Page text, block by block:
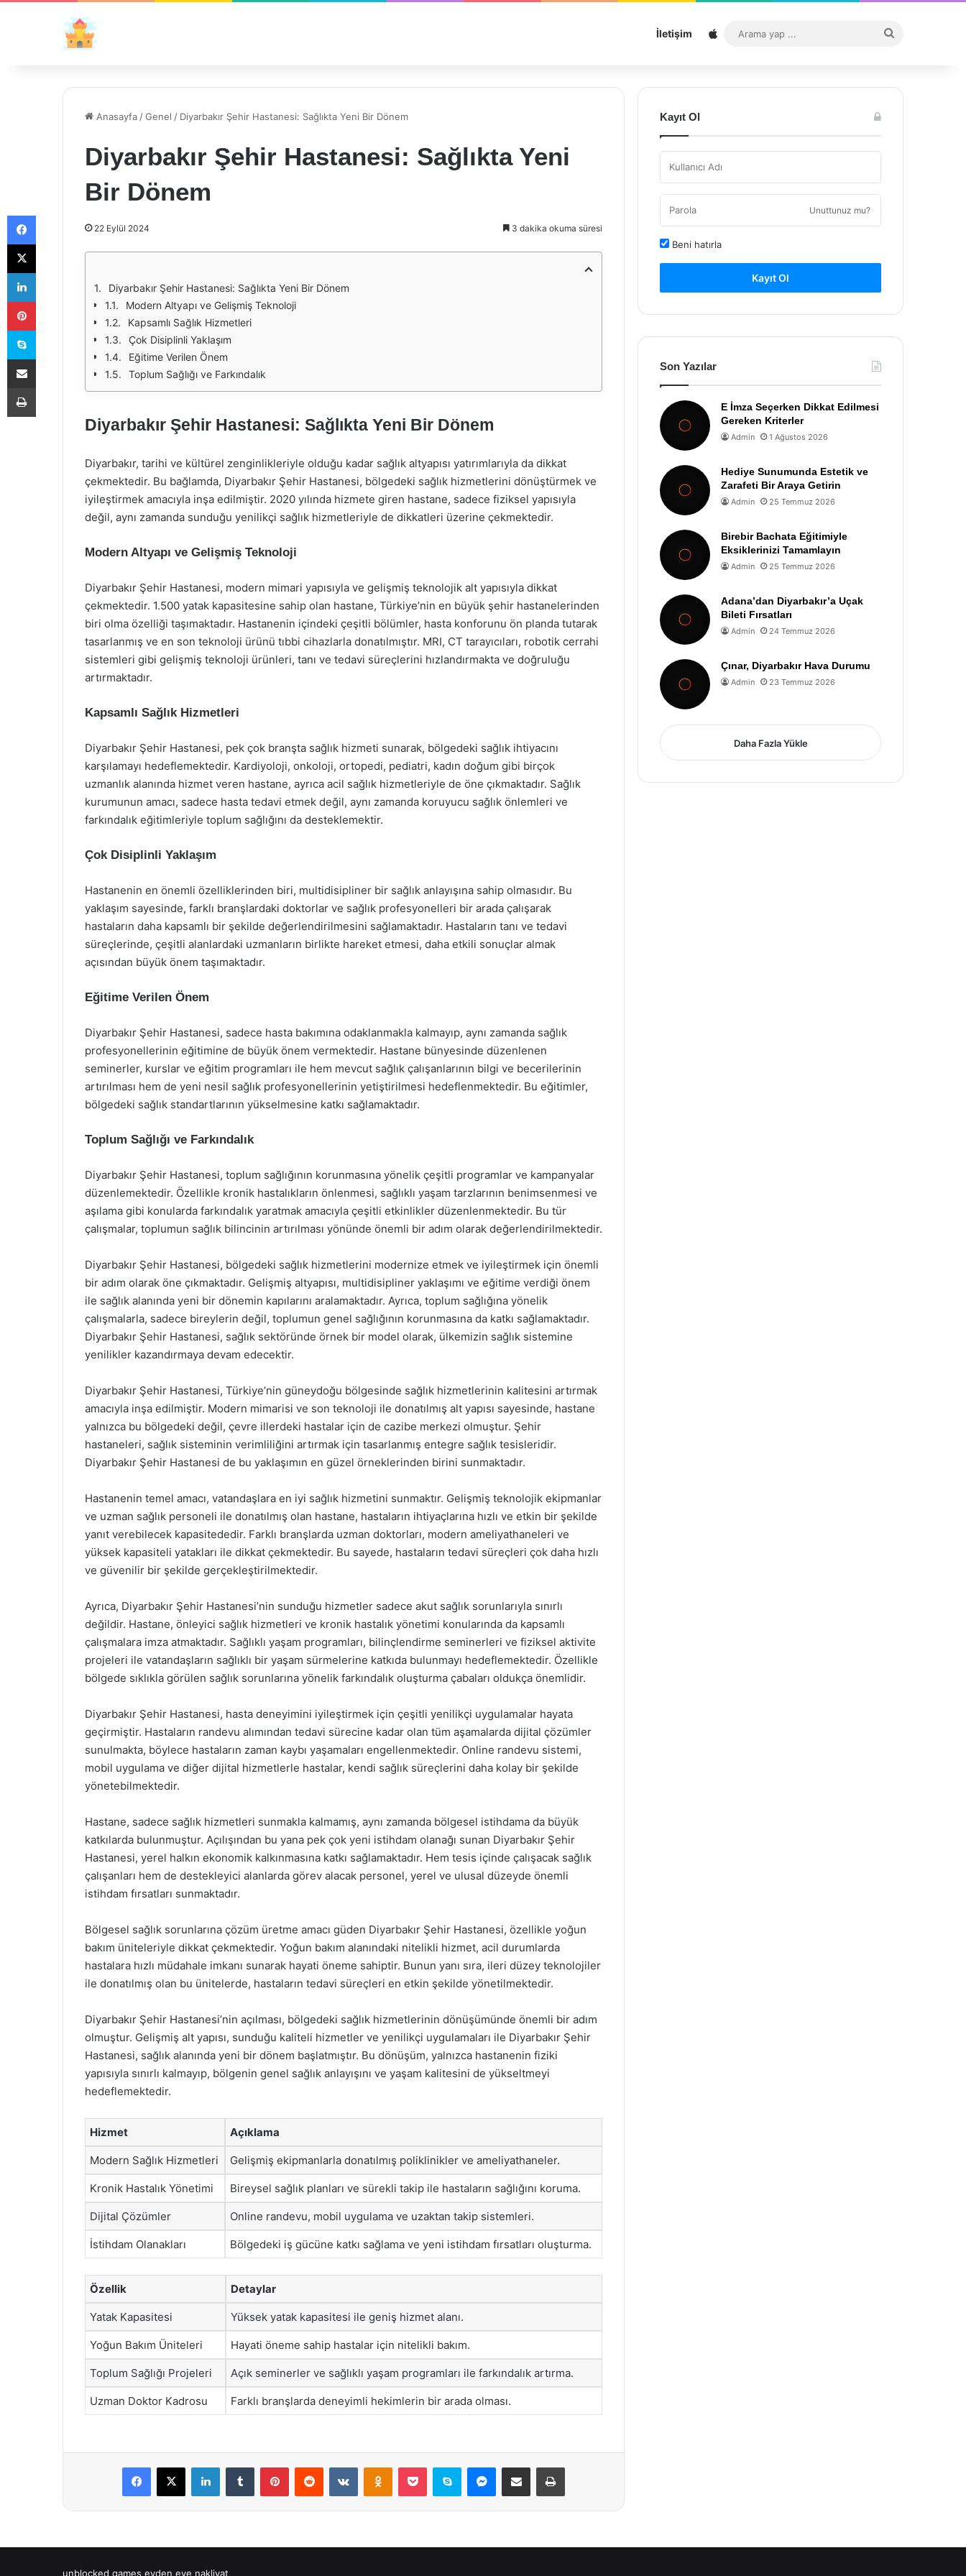
İletişim Sitemap
...
Anasayfa /Genel / Diyarbakır Şehir Hastanesi: Sağlıkta Yeni Bir Dönem
Diyarbakır Şehir Hastanesi: Sağlıkta Yeni
Bir Dönem
22 Eylül 2024 3 dakika okuma süresi
Diyarbakır Şehir Hastanesi: Sağlıkta Yeni Bir Dönem
Modern Altyapı ve Gelişmiş Teknoloji
Kapsamlı Sağlık Hizmetleri
Çok Disiplinli Yaklaşım
Eğitime Verilen Önem
Toplum Sağlığı ve Farkındalık
Diyarbakır Şehir Hastanesi: Sağlıkta Yeni Bir Dönem
Diyarbakır, tarihi ve kültürel zenginlikleriyle olduğu kadar sağlık altyapısı yatırımlarıyla da dikkat
çekmektedir. Bu bağlamda, Diyarbakır Şehir Hastanesi, bölgedeki sağlık hizmetlerini dönüştürmek ve
iyileştirmek amacıyla inşa edilmiştir. 2020 yılında hizmete giren hastane, sadece fiziksel yapısıyla
değil, aynı zamanda sunduğu yenilikçi sağlık hizmetleriyle de dikkatleri üzerine çekmektedir.
Modern Altyapı ve Gelişmiş Teknoloji
Diyarbakır Şehir Hastanesi, modern mimari yapısıyla ve gelişmiş teknolojik alt yapısıyla dikkat
çekmektedir. 1.500 yatak kapasitesine sahip olan hastane, Türkiye’nin en büyük şehir hastanelerinden
biri olma özelliği taşımaktadır. Hastanenin içindeki çeşitli bölümler, hasta konforunu ön planda tutarak
tasarlanmış ve en son teknoloji ürünü tıbbi cihazlarla donatılmıştır. MRI, CT tarayıcıları, robotik cerrahi
sistemleri gibi gelişmiş teknoloji ürünleri, tanı ve tedavi süreçlerini hızlandırmakta ve doğruluğu
artırmaktadır.
Kapsamlı Sağlık Hizmetleri
Diyarbakır Şehir Hastanesi, pek çok branşta sağlık hizmeti sunarak, bölgedeki sağlık ihtiyacını
karşılamayı hedeflemektedir. Kardiyoloji, onkoloji, ortopedi, pediatri, kadın doğum gibi birçok
uzmanlık alanında hizmet veren hastane, ayrıca acil sağlık hizmetleriyle de öne çıkmaktadır. Sağlık
kurumunun amacı, sadece hasta tedavi etmek değil, aynı zamanda koruyucu sağlık önlemleri ve
farkındalık eğitimleriyle toplum sağlığını da desteklemektir.
Çok Disiplinli Yaklaşım
Hastanenin en önemli özelliklerinden biri, multidisipliner bir sağlık anlayışına sahip olmasıdır. Bu
yaklaşım sayesinde, farklı branşlardaki doktorlar ve sağlık profesyonelleri bir arada çalışarak
hastaların daha kapsamlı bir şekilde değerlendirilmesini sağlamaktadır. Hastaların tanı ve tedavi
süreçlerinde, çeşitli alanlardaki uzmanların birlikte hareket etmesi, daha etkili sonuçlar almak
açısından büyük önem taşımaktadır.
Eğitime Verilen Önem
Diyarbakır Şehir Hastanesi, sadece hasta bakımına odaklanmakla kalmayıp, aynı zamanda sağlık
profesyonellerinin eğitimine de büyük önem vermektedir. Hastane bünyesinde düzenlenen
seminerler, kurslar ve eğitim programları ile hem mevcut sağlık çalışanlarının bilgi ve becerilerinin
artırılması hem de yeni nesil sağlık profesyonellerinin yetiştirilmesi hedeflenmektedir. Bu eğitimler,
bölgedeki sağlık standartlarının yükselmesine katkı sağlamaktadır.
Toplum Sağlığı ve Farkındalık
Diyarbakır Şehir Hastanesi, toplum sağlığının korunmasına yönelik çeşitli programlar ve kampanyalar
düzenlemektedir. Özellikle kronik hastalıkların önlenmesi, sağlıklı yaşam tarzlarının benimsenmesi ve
aşılama gibi konularda farkındalık yaratmak amacıyla çeşitli etkinlikler düzenlenmektedir. Bu tür
çalışmalar, toplumun sağlık bilincinin artırılması yönünde önemli bir adım olarak değerlendirilmektedir.
Diyarbakır Şehir Hastanesi, bölgedeki sağlık hizmetlerini modernize etmek ve iyileştirmek için önemli
bir adım olarak öne çıkmaktadır. Gelişmiş altyapısı, multidisipliner yaklaşımı ve eğitime verdiği önem
ile sağlık alanında yeni bir dönemin kapılarını aralamaktadır. Ayrıca, toplum sağlığına yönelik
çalışmalarla, sadece bireylerin değil, toplumun genel sağlığının korunmasına da katkı sağlamaktadır.
Diyarbakır Şehir Hastanesi, sağlık sektöründe örnek bir model olarak, ülkemizin sağlık sistemine
yenilikler kazandırmaya devam edecektir.
Diyarbakır Şehir Hastanesi, Türkiye’nin güneydoğu bölgesinde sağlık hizmetlerinin kalitesini artırmak
amacıyla inşa edilmiştir. Modern mimarisi ve son teknoloji ile donatılmış alt yapısı sayesinde, hastane
yalnızca bu bölgedeki değil, çevre illerdeki hastalar için de cazibe merkezi olmuştur. Şehir
hastaneleri, sağlık sisteminin verimliliğini artırmak için tasarlanmış entegre sağlık tesisleridir.
Diyarbakır Şehir Hastanesi de bu yaklaşımın en güzel örneklerinden birini sunmaktadır.
Hastanenin temel amacı, vatandaşlara en iyi sağlık hizmetini sunmaktır. Gelişmiş teknolojik ekipmanlar
ve uzman sağlık personeli ile donatılmış olan hastane, hastaların ihtiyaçlarına hızlı ve etkin bir şekilde
yanıt verebilecek kapasitededir. Farklı branşlarda uzman doktorları, modern ameliyathaneleri ve
yüksek kapasiteli yatakları ile dikkat çekmektedir. Bu sayede, hastaların tedavi süreçleri çok daha hızlı
ve güvenilir bir şekilde gerçekleştirilmektedir.
Ayrıca, Diyarbakır Şehir Hastanesi’nin sunduğu hizmetler sadece akut sağlık sorunlarıyla sınırlı
değildir. Hastane, önleyici sağlık hizmetleri ve kronik hastalık yönetimi konularında da kapsamlı
çalışmalara imza atmaktadır. Sağlıklı yaşam programları, bilinçlendirme seminerleri ve fiziksel aktivite
projeleri ile vatandaşların sağlıklı bir yaşam sürmelerine katkıda bulunmayı hedeflemektedir. Özellikle
bölgede sıklıkla görülen sağlık sorunlarına yönelik farkındalık oluşturma çabaları oldukça önemlidir.
Diyarbakır Şehir Hastanesi, hasta deneyimini iyileştirmek için çeşitli yenilikçi uygulamalar hayata
geçirmiştir. Hastaların randevu alımından tedavi sürecine kadar olan tüm aşamalarda dijital çözümler
sunulmakta, böylece hastaların zaman kaybı yaşamaları engellenmektedir. Online randevu sistemi,
mobil uygulama ve diğer dijital hizmetlerle hastalar, kendi sağlık süreçlerini daha kolay bir şekilde
yönetebilmektedir.
Hastane, sadece sağlık hizmetleri sunmakla kalmamış, aynı zamanda bölgesel istihdama da büyük
katkılarda bulunmuştur. Açılışından bu yana pek çok yeni istihdam olanağı sunan Diyarbakır Şehir
Hastanesi, yerel halkın ekonomik kalkınmasına katkı sağlamaktadır. Hem tesis içinde çalışacak sağlık
çalışanları hem de destekleyici alanlarda görev alacak personel, yerel ve ulusal düzeyde önemli
istihdam fırsatları sunmaktadır.
Bölgesel sağlık sorunlarına çözüm üretme amacı güden Diyarbakır Şehir Hastanesi, özellikle yoğun
bakım üniteleriyle dikkat çekmektedir. Yoğun bakım alanındaki nitelikli hizmet, acil durumlarda
hastalara hızlı müdahale imkanı sunarak hayati öneme sahiptir. Bunun yanı sıra, ileri düzey teknolojiler
ile donatılmış olan bu ünitelerde, hastaların tedavi süreçleri en etkin şekilde yönetilmektedir.
Diyarbakır Şehir Hastanesi’nin açılması, bölgedeki sağlık hizmetlerinin dönüşümünde önemli bir adım
olmuştur. Gelişmiş alt yapısı, sunduğu kaliteli hizmetler ve yenilikçi uygulamaları ile Diyarbakır Şehir
Hastanesi, sağlık alanında yeni bir dönem başlatmıştır. Bu dönüşüm, yalnızca hastanenin fiziki
yapısıyla sınırlı kalmayıp, bölgenin genel sağlık anlayışını ve yaşam kalitesini de yükseltmeyi
hedeflemektedir.
Hizmet Açıklama
Modern Sağlık Hizmetleri Gelişmiş ekipmanlarla donatılmış poliklinikler ve ameliyathaneler.
Kronik Hastalık Yönetimi Bireysel sağlık planları ve sürekli takip ile hastaların sağlığını koruma.
Dijital Çözümler Online randevu, mobil uygulama ve uzaktan takip sistemleri.
İstihdam Olanakları Bölgedeki iş gücüne katkı sağlama ve yeni istihdam fırsatları oluşturma.
Özellik Detaylar
Yatak Kapasitesi Yüksek yatak kapasitesi ile geniş hizmet alanı.
Yoğun Bakım Üniteleri Hayati öneme sahip hastalar için nitelikli bakım.
Toplum Sağlığı Projeleri Açık seminerler ve sağlıklı yaşam programları ile farkındalık artırma.
Uzman Doktor Kadrosu Farklı branşlarda deneyimli hekimlerin bir arada olması.
Facebook
X LinkedInTumblr PinterestReddit VKontakteOdnoklassniki
Pocket Skype Messenger
E-Posta ile paylaş Yazdır
Kayıt Ol
Unuttunuz mu?
Beni hatırla
Kayıt Ol
Son Yazılar
E İmza Seçerken Dikkat Edilmesi
Gereken Kriterler
Admin 1 Ağustos 2026
Hediye Sunumunda Estetik ve
Zarafeti Bir Araya Getirin
Admin 25 Temmuz 2026
Birebir Bachata Eğitimiyle
Eksiklerinizi Tamamlayın
Admin 25 Temmuz 2026
Adana’dan Diyarbakır’a Uçak
Bileti Fırsatları
Admin 24 Temmuz 2026
Çınar, Diyarbakır Hava Durumu
Admin 23 Temmuz 2026
Daha Fazla Yükle
unblocked games evden eve nakliyat
Facebook
X
LinkedIn
Pinterest
Skype
E-Posta ile paylaş